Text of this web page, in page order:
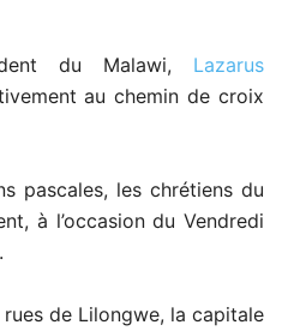
du Malawi, Lazarus
au chemin de croix
pascales, les chrétiens du
à l’occasion du Vendredi
de Lilongwe, la capitale